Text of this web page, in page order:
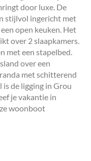
door luxe. De
stijlvol ingericht met
open keuken. Het
over 2 slaapkamers.
met een stapelbed.
over een
met schitterend
de ligging in Grou
je vakantie in
woonboot